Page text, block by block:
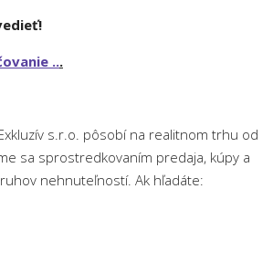
...
s.r.o. pôsobí na realitnom trhu od
sa sprostredkovaním predaja, kúpy a
nehnuteľností. Ak hľadáte: